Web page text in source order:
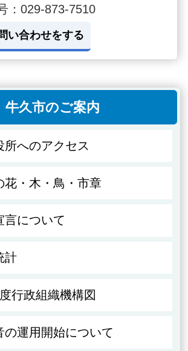
：029-873-7510
い合わせをする
牛久市のご案内
所へのアクセス
花・木・鳥・市章
言について
計
行政組織機構図
の運用開始について